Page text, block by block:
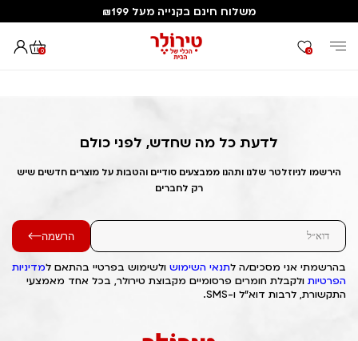
משלוח חינם בקנייה מעל ₪199
0 0
דף הבית Out of Stock Alert 2025/02/06 1738856865
לדעת כל מה שחדש, לפני כולם
הירשמו לניוזלטר שלנו ותהנו ממבצעים סודיים והטבות על מוצרים חדשים שיש
רק לחברים
הרשמה
בהרשמתי אני מסכים/ה לתנאי השימוש ולשימוש בפרטיי בהתאם למדיניות
הפרטיות ולקבלת חומרים פרסומיים מקבוצת טירולר, בכל אחד מאמצעי
התקשורת, לרבות דוא"ל ו-SMS.